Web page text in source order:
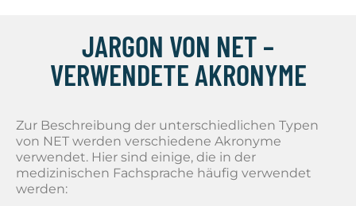
JARGON VON NET –
VERWENDETE AKRONYME
Zur Beschreibung der unterschiedlichen Typen
von NET werden verschiedene Akronyme
verwendet. Hier sind einige, die in der
medizinischen Fachsprache häufig verwendet
werden: